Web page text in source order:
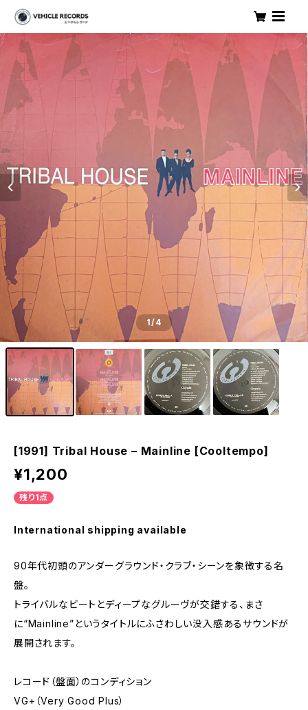
1/4
[1991] Tribal House – Mainline [Cooltempo]
¥1,200
残り1点
International shipping available
90年代初頭のアンダーグラウンド・クラブ・シーンを象徴する名
盤。
トライバルなビートとディープなグルーヴが交錯する、まさ
に“Mainline”というタイトルにふさわしい没入感あるサウンドが
展開されます。
レコード（盤面）のコンディション
VG+（Very Good Plus）